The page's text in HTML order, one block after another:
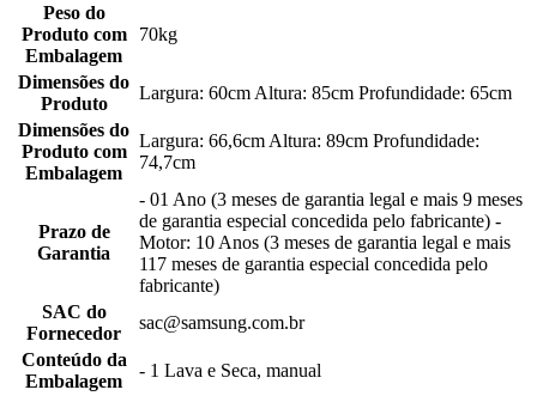
Peso do
Produto com
Embalagem
70kg
Dimensões do
Produto
Largura: 60cm Altura: 85cm Profundidade: 65cm
Dimensões do
Produto com
Embalagem
Largura: 66,6cm Altura: 89cm Profundidade:
74,7cm
Prazo de
Garantia
- 01 Ano (3 meses de garantia legal e mais 9 meses
de garantia especial concedida pelo fabricante) -
Motor: 10 Anos (3 meses de garantia legal e mais
117 meses de garantia especial concedida pelo
fabricante)
SAC do
Fornecedor
sac@samsung.com.br
Conteúdo da
Embalagem
- 1 Lava e Seca, manual